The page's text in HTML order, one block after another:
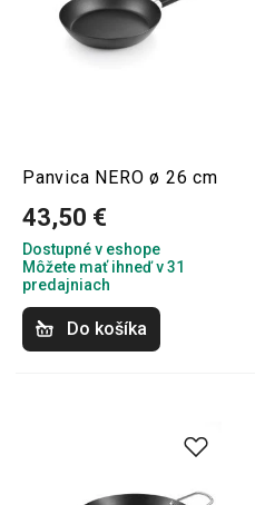
Panvica NERO ø 26 cm
43,50 €
Dostupné v eshope
Môžete mať ihneď v 31
predajniach
Do košíka